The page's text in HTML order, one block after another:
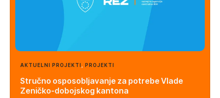
AKTUELNI PROJEKTI PROJEKTI
Stručno osposobljavanje za potrebe Vlade
Zeničko-dobojskog kantona